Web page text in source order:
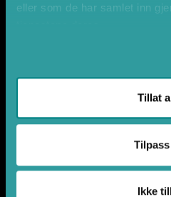
eller som de har samlet inn
Tillat
Tilpass
Ikke
Cookies og personvern
Om Visit Nordfjord AS